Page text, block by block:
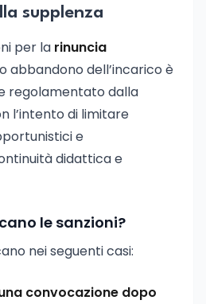
supplenza
per la rinuncia
o abbandono dell’incarico è
regolamentato dalla
l’intento di limitare
e
didattica e
le sanzioni?
nei seguenti casi:
convocazione dopo